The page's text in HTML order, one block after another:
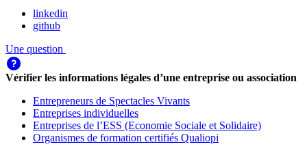
linkedin
github
Une question
Vérifier les informations légales d’une entreprise ou association
Entrepreneurs de Spectacles Vivants
Entreprises individuelles
Entreprises de l’ESS (Economie Sociale et Solidaire)
Organismes de formation certifiés Qualiopi